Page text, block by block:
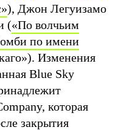
), Джон Легуизамо
(«По волчьим
по имени
Изменения
Blue Sky
которая
закрытия